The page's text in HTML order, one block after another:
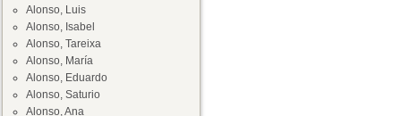
Alonso, Luis
Alonso, Isabel
Alonso, Tareixa
Alonso, María
Alonso, Eduardo
Alonso, Saturio
Alonso, Ana